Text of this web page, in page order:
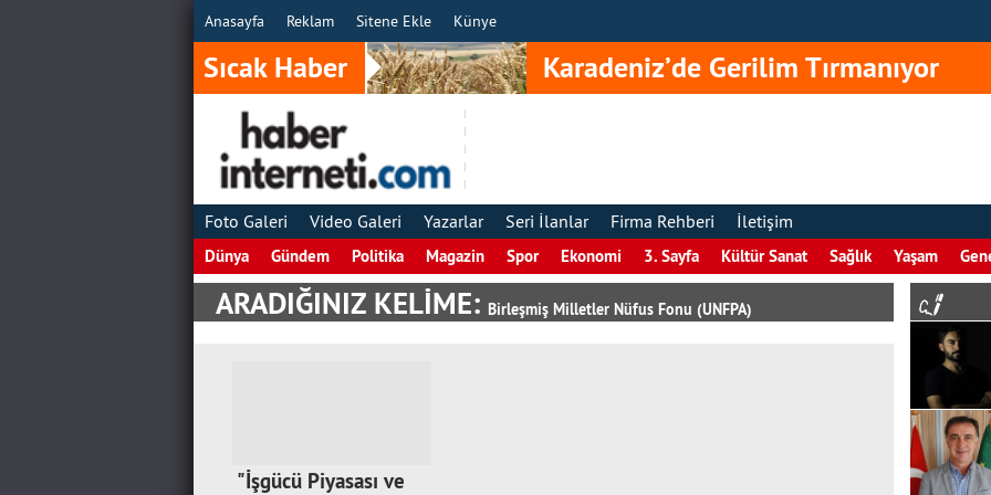
Anasayfa Reklam Sitene Ekle Künye
Sıcak Haber Karadeniz’de Gerilim Tırmanıyor
Foto Galeri Video Galeri Yazarlar Seri İlanlar Firma Rehberi İletişim
Dünya Gündem Politika Magazin Spor Ekonomi 3. Sayfa Kültür Sanat Sağlık Yaşam
ARADIĞINIZ KELİME: Birleşmiş Milletler Nüfus Fonu (UNFPA)
"İşgücü Piyasası ve